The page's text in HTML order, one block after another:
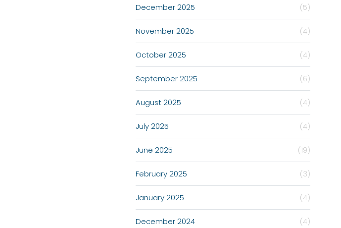
December 2025 (5)
November 2025 (4)
October 2025 (4)
September 2025 (6)
August 2025 (4)
July 2025 (4)
June 2025 (19)
February 2025 (3)
January 2025 (4)
December 2024 (4)